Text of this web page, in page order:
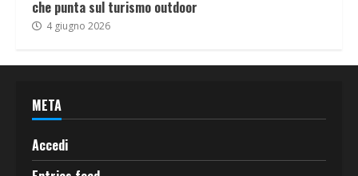
che punta sul turismo outdoor
4 giugno 2026
META
Accedi